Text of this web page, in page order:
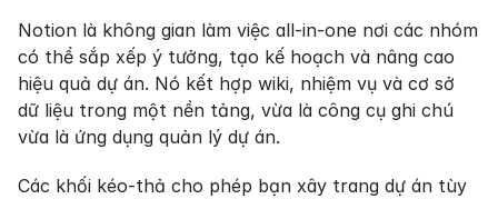
Notion là không gian làm việc all-in-one nơi các nhóm
có thể sắp xếp ý tưởng, tạo kế hoạch và nâng cao
hiệu quả dự án. Nó kết hợp wiki, nhiệm vụ và cơ sở
dữ liệu trong một nền tảng, vừa là công cụ ghi chú
vừa là ứng dụng quản lý dự án.
Các khối kéo-thả cho phép bạn xây trang dự án tùy